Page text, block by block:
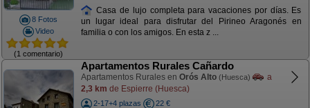
8 Fotos
Video
(1 comentario)
Casa de lujo completa para vacaciones por días. Es
un lugar ideal para disfrutar del Pirineo Aragonés en
familia o con los amigos. En esta z ...
Apartamentos Rurales Cañardo
Apartamentos Rurales en Orós Alto (Huesca)
a
2,3 km de Espierre (Huesca)
2-17+4 plazas
22 €